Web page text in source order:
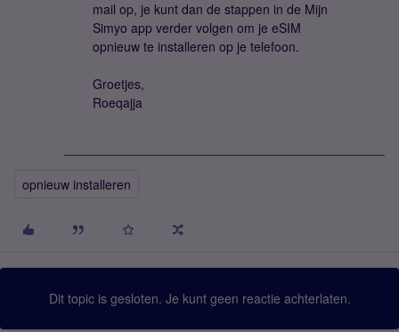
mail op, je kunt dan de stappen in de Mijn
Simyo app verder volgen om je eSIM
opnieuw te installeren op je telefoon.
Groetjes,
Roeqajja
opnieuw installeren
Dit topic is gesloten. Je kunt geen reactie achterlaten.